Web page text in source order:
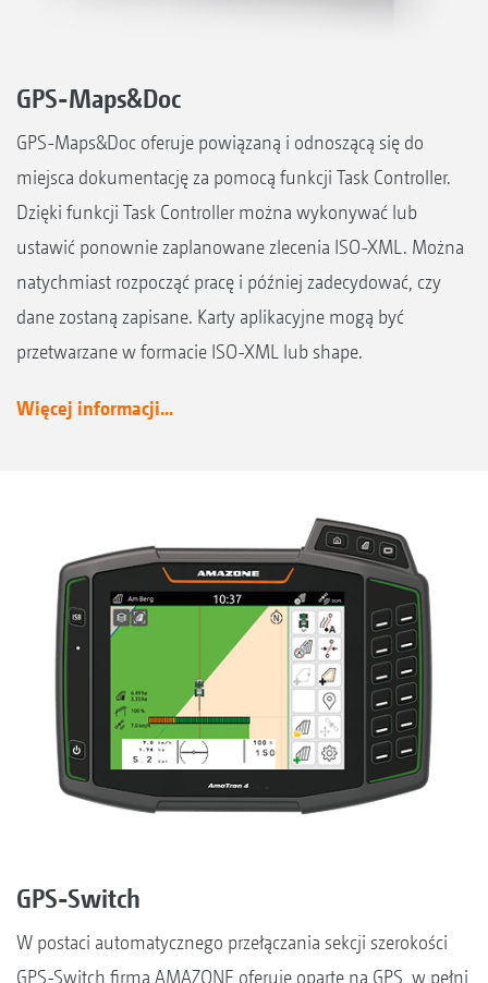
GPS-Maps&Doc
GPS-Maps&Doc oferuje powiązaną i odnoszącą się do
miejsca dokumentację za pomocą funkcji Task Controller.
Dzięki funkcji Task Controller można wykonywać lub
ustawić ponownie zaplanowane zlecenia ISO-XML. Można
natychmiast rozpocząć pracę i później zadecydować, czy
dane zostaną zapisane. Karty aplikacyjne mogą być
przetwarzane w formacie ISO-XML lub shape.
Więcej informacji...
GPS-Switch
W postaci automatycznego przełączania sekcji szerokości
GPS-Switch firma AMAZONE oferuje oparte na GPS, w pełni